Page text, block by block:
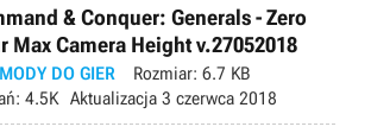
& Conquer: Generals - Zero
Max Camera Height v.27052018
MODY DO GIER Rozmiar: 6.7 KB
4.5K Aktualizacja 3 czerwca 2018